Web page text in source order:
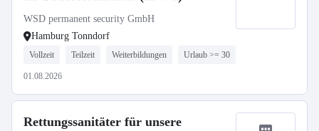
WSD permanent security GmbH
Hamburg Tonndorf
Vollzeit Teilzeit Weiterbildungen Urlaub >= 30
01.08.2026
Rettungssanitäter für unsere